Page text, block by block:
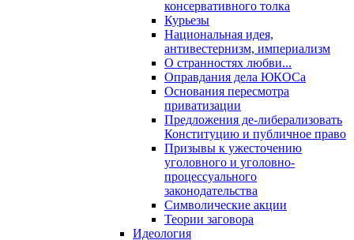
консервативного толка
Курьезы
Национальная идея,
антивестернизм, империализм
О странностях любви...
Оправдания дела ЮКОСа
Основания пересмотра
приватизации
Предложения де-либерализовать
Конституцию и публичное право
Призывы к ужесточению
уголовного и уголовно-
процессуального
законодательства
Символические акции
Теории заговора
Идеология